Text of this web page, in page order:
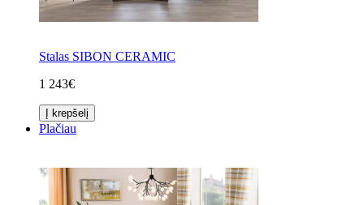
Stalas SIBON CERAMIC
1 243€
Į krepšelį
Plačiau